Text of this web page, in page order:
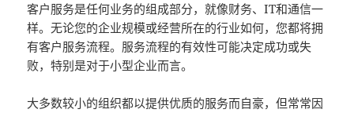
客户服务是任何业务的组成部分，就像财务、IT和通信一
样。无论您的企业规模或经营所在的行业如何，您都将拥
有客户服务流程。服务流程的有效性可能决定成功或失
败，特别是对于小型企业而言。
大多数较小的组织都以提供优质的服务而自豪，但常常因